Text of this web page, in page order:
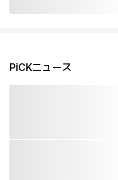
PiCKニュース